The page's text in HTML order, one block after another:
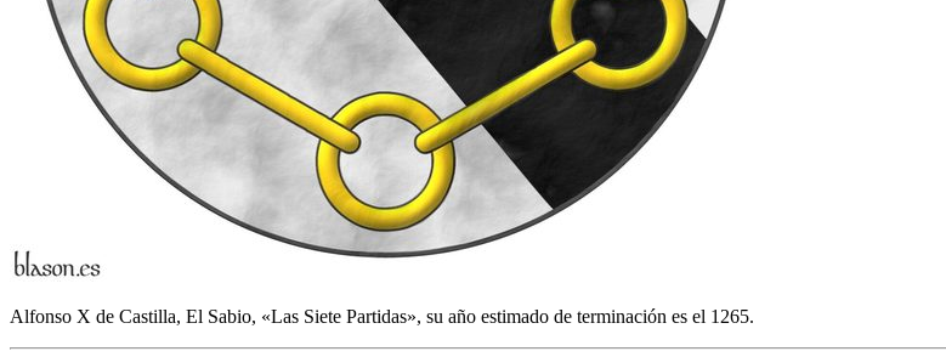
Alfonso X de Castilla, El Sabio, «Las Siete Partidas», su año estimado de terminación es el 1265.